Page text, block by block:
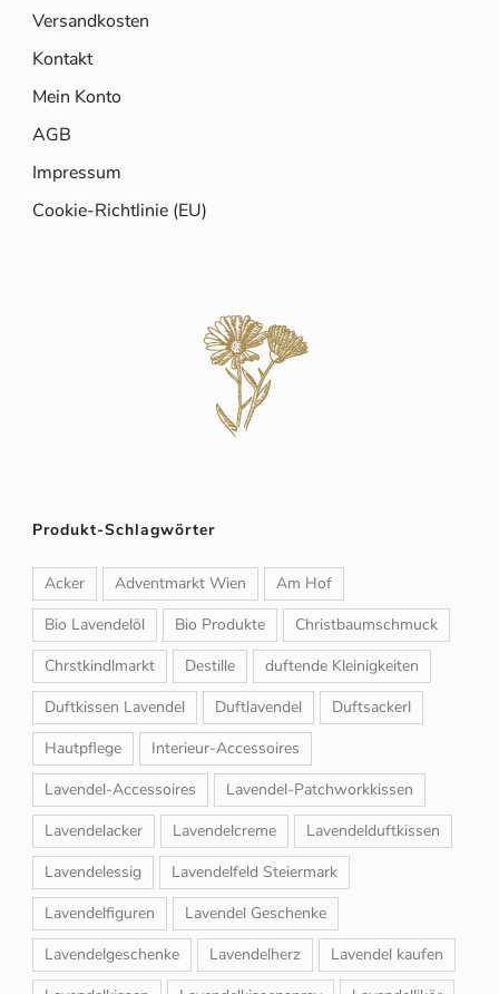
Versandkosten
Kontakt
Mein Konto
AGB
Impressum
Cookie-Richtlinie (EU)
Produkt-Schlagwörter
Acker Adventmarkt Wien
Am Hof
Bio Lavendelöl
Bio Produkte
Christbaumschmuck
Chrstkindlmarkt
Destille
duftende Kleinigkeiten
Duftkissen Lavendel
Duftlavendel
Duftsackerl
Hautpflege
Interieur-Accessoires
Lavendel-Accessoires
Lavendel-Patchworkkissen
Lavendelacker
Lavendelcreme
Lavendelduftkissen
Lavendelessig
Lavendelfeld Steiermark
Lavendelfiguren
Lavendel Geschenke
Lavendelgeschenke
Lavendelherz
Lavendel kaufen